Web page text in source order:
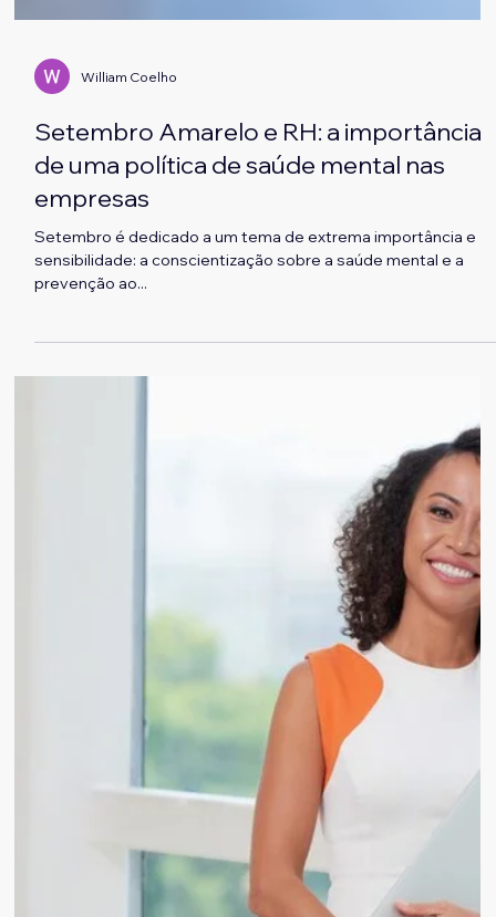
Setembro Amarelo e RH: a importância
de uma política de saúde mental nas
Setembro é dedicado a um tema de extrema importância e
sensibilidade: a conscientização sobre a saúde mental e a